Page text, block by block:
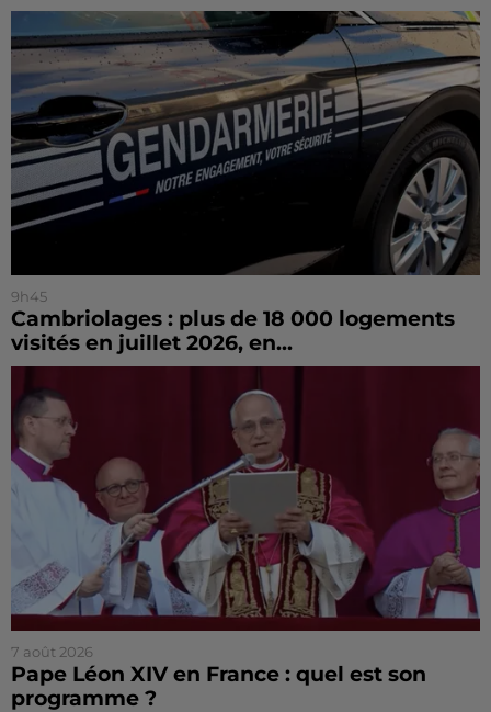
9h45
Cambriolages : plus de 18 000 logements
visités en juillet 2026, en...
7 août 2026
Pape Léon XIV en France : quel est son
programme ?